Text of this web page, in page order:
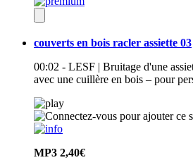
couverts en bois racler assiette 03
00:02 - LESF | Bruitage d'une
avec une cuillère en bois – pour
MP3 2,40€